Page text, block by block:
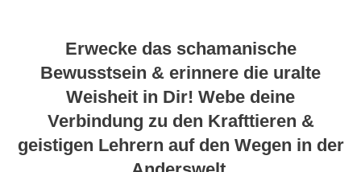
Erwecke das schamanische
Bewusstsein & erinnere die uralte
Weisheit in Dir! Webe deine
Verbindung zu den Krafttieren &
geistigen Lehrern auf den Wegen in der